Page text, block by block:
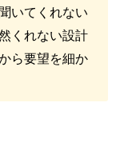
いてくれない
くれない設計
ら要望を細か